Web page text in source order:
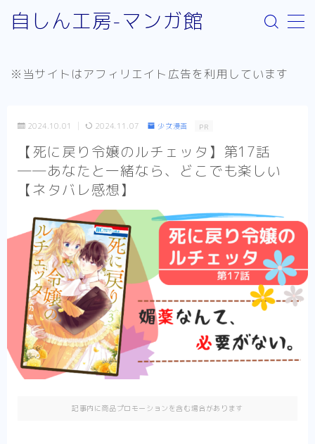
自しん工房-マンガ館
取り扱いジャンルについて
お問い合わせ
リンク：外部サイト
お知らせ
少年漫画
Helck（comic）
SPY×FAMILY
不徳のギルド
異剣戦記ヴェルンディオ
ひねくれ騎士とふわふわ姫様
※当サイトはアフィリエイト広告を利用しています
2024.10.01 2024.11.07 少女漫画 PR
【死に戻り令嬢のルチェッタ】第17話
――あなたと一緒なら、どこでも楽しい
【ネタバレ感想】
記事内に商品プロモーションを含む場合があります